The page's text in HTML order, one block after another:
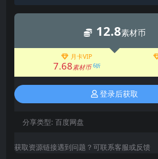
12.8素材币
月卡VIP
7.68素材币 6折
登录后获取
分享类型: 百度网盘
获取资源链接遇到问题？可联系客服或反馈